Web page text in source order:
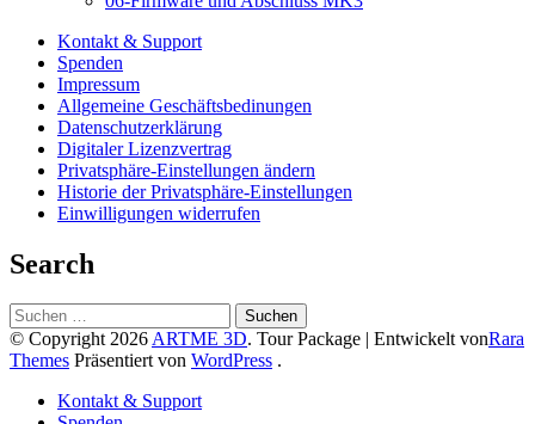
Kontakt & Support
Spenden
Impressum
Allgemeine Geschäftsbedinungen
Datenschutzerklärung
Digitaler Lizenzvertrag
Privatsphäre-Einstellungen ändern
Historie der Privatsphäre-Einstellungen
Einwilligungen widerrufen
Search
Suchen
nach:
© Copyright 2026ARTME 3D. Tour Package | Entwickelt vonRara
Themes Präsentiert von WordPress .
Kontakt & Support